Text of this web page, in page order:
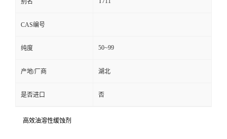
别名
CAS编号
纯度 50~99
产地/厂商 湖北
是否进口 否
高效油溶性缓蚀剂